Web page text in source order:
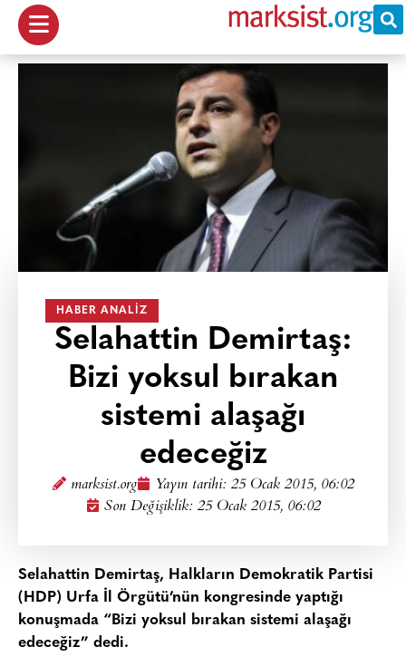
HABER ANALIZ
Selahattin Demirtaş:
Bizi yoksul bırakan
sistemi alaşağı
edeceğiz
marksist.org Yayın tarihi: 25 Ocak 2015, 06:02
Son Değişiklik: 25 Ocak 2015, 06:02
Selahattin Demirtaş, Halkların Demokratik Partisi
(HDP) Urfa İl Örgütü’nün kongresinde yaptığı
konuşmada “Bizi yoksul bırakan sistemi alaşağı
edeceğiz” dedi.